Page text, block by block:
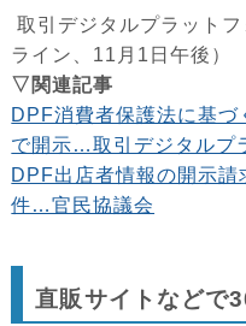
取引デジタルプラット
ライン、11月1日午後）
▽関連記事
DPF消費者保護法に基づ
で開示…取引デジタルプ
DPF出店者情報の開示
件…官民協議会
直販サイトなどで